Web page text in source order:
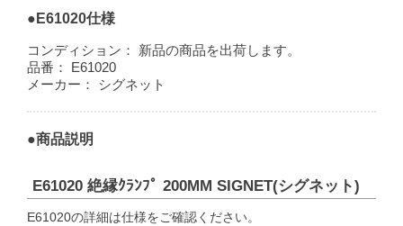
●E61020仕様
コンディション：
新品の商品を出荷します。
品番：
E61020
メーカー：
シグネット
●商品説明
E61020 絶縁ｸﾗﾝﾌﾟ 200MM SIGNET(シグネット)
E61020の詳細は仕様をご確認ください。